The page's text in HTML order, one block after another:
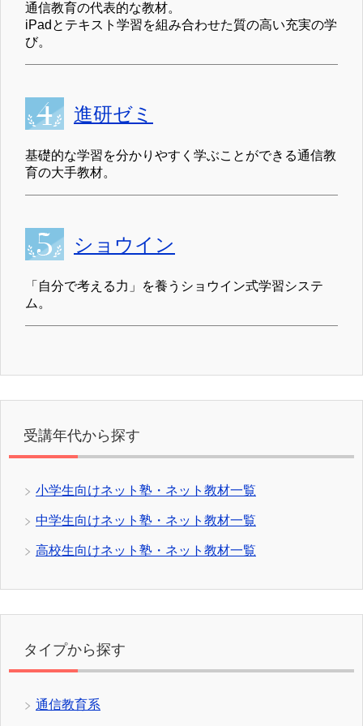
通信教育の代表的な教材。
iPadとテキスト学習を組み合わせた質の高い充実の学
び。
進研ゼミ
基礎的な学習を分かりやすく学ぶことができる通信教
育の大手教材。
ショウイン
「自分で考える力」を養うショウイン式学習システ
ム。
受講年代から探す
小学生向けネット塾・ネット教材一覧
中学生向けネット塾・ネット教材一覧
高校生向けネット塾・ネット教材一覧
タイプから探す
通信教育系